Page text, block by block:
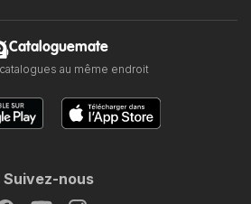
Cataloguemate
au même endroit
Suivez-nous